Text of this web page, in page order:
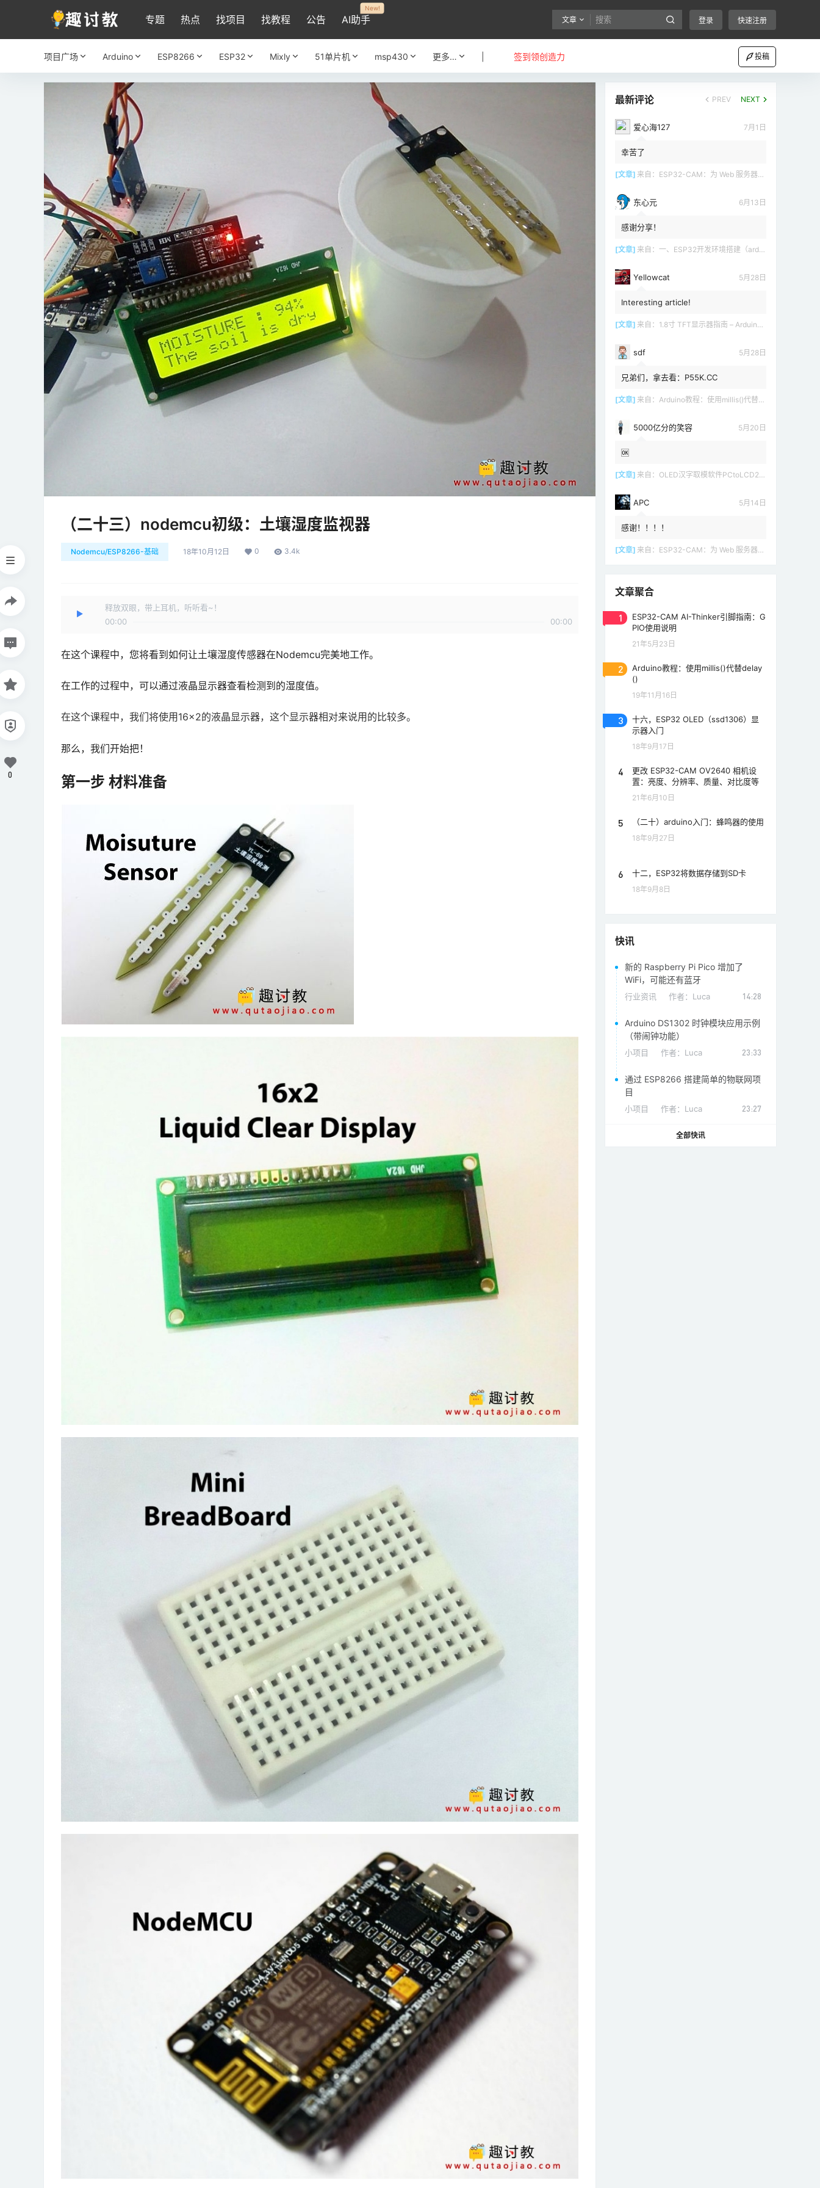
专题 热点 找项目 找教程 公告 AI助手
New!
文章 登录 快速注册
项目广场 Arduino ESP8266 ESP32 Mixly 51单片机 msp430 更多… 签到领创造力 投稿
（二十三）nodemcu初级：土壤湿度监视器
Nodemcu/ESP8266-基础 18年10月12日 0 3.4k
释放双眼，带上耳机，听听看~！
00:00
00:00
在这个课程中，您将看到如何让土壤湿度传感器在Nodemcu完美地工作。
在工作的过程中，可以通过液晶显示器查看检测到的湿度值。
在这个课程中，我们将使用16×2的液晶显示器，这个显示器相对来说用的比较多。
那么，我们开始把！
第一步 材料准备
0
最新评论 PREV NEXT
爱心海127 7月1日
幸苦了
[文章] 来自： ESP32-CAM：为 Web 服务器（Arduino IDE）设置接入点（AP）
东心元 6月13日
感谢分享！
[文章] 来自： 一、ESP32开发环境搭建（arduino）
Yellowcat 5月28日
Interesting article!
[文章] 来自： 1.8寸 TFT显示器指南 – Arduino教程
sdf 5月28日
兄弟们，拿去看：P55K.CC
[文章] 来自： Arduino教程：使用millis()代替delay()
5000亿分的笑容 5月20日
🆗
[文章] 来自： OLED汉字取模软件PCtoLCD2002 LCD1602
APC 5月14日
感谢！！！！
[文章] 来自： ESP32-CAM：为 Web 服务器（Arduino IDE）设置接入点（AP）
文章聚合
1
ESP32-CAM AI-Thinker引脚指南：G
PIO使用说明
21年5月23日
2
Arduino教程：使用millis()代替delay
()
19年11月16日
3
十六，ESP32 OLED（ssd1306）显
示器入门
18年9月17日
4
更改 ESP32-CAM OV2640 相机设
置：亮度、分辨率、质量、对比度等
21年6月10日
5 （二十）arduino入门：蜂鸣器的使用
18年9月27日
6 十二，ESP32将数据存储到SD卡
18年9月8日
快讯
新的 Raspberry Pi Pico 增加了
WiFi，可能还有蓝牙
行业资讯 作者： Luca 14:28
Arduino DS1302 时钟模块应用示例
（带闹钟功能）
小项目 作者： Luca 23:33
通过 ESP8266 搭建简单的物联网项
目
小项目 作者： Luca 23:27
全部快讯